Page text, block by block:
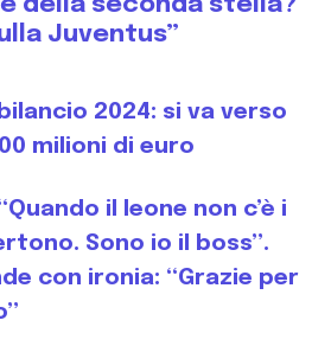
Juventus”
2024: si va verso
milioni di euro
il leone non c’è i
Sono io il boss”.
con ironia: “Grazie per